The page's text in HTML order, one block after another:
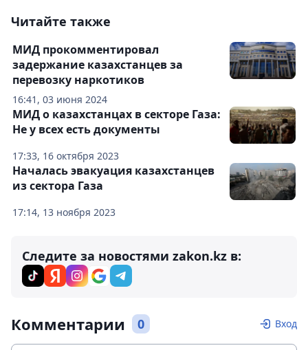
Читайте также
16:41, 03 июня 2024
МИД прокомментировал
задержание казахстанцев за
перевозку наркотиков
17:33, 16 октября 2023
МИД о казахстанцах в секторе Газа:
Не у всех есть документы
17:14, 13 ноября 2023
Началась эвакуация казахстанцев
из сектора Газа
Следите за новостями zakon.kz в:
Комментарии 0 Вход